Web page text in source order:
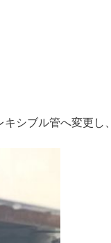
シブル管へ変更し、